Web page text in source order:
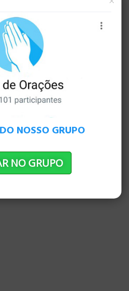
Cristo pessoalmente
ele abraçar a noção de
da loucura, se sentir
lugar e firmar no que
Mas nós não podemos.
perseguindo o fluxo do
olhos estão
trabalho a fazer!
NOSSO GRUPO
NO GRUPO